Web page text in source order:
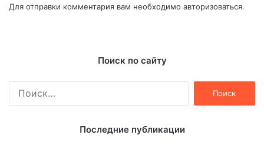
Для отправки комментария вам необходимо авторизоваться.
Поиск по сайту
Последние публикации